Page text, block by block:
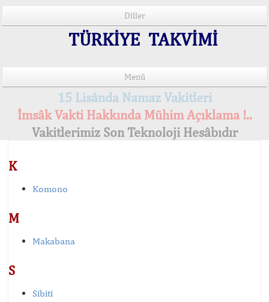
Diller
TÜRKİYE TAKVİMİ
Menü
15 Lisânda Namaz Vakitleri
İmsâk Vakti Hakkında Mühim Açıklama !..
Vakitlerimiz Son Teknoloji Hesâbıdır
K
Komono
M
Makabana
S
Sibiti